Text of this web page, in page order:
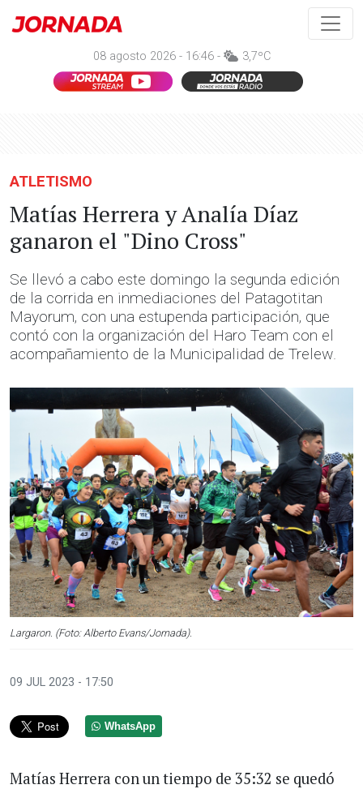
08 agosto 2026 - 16:46 - 3,7ºC
ATLETISMO
Matías Herrera y Analía Díaz
ganaron el "Dino Cross"
Se llevó a cabo este domingo la segunda edición
de la corrida en inmediaciones del Patagotitan
Mayorum, con una estupenda participación, que
contó con la organización del Haro Team con el
acompañamiento de la Municipalidad de Trelew.
Largaron. (Foto: Alberto Evans/Jornada).
09 JUL 2023 - 17:50
WhatsApp
Matías Herrera con un tiempo de 35:32 se quedó